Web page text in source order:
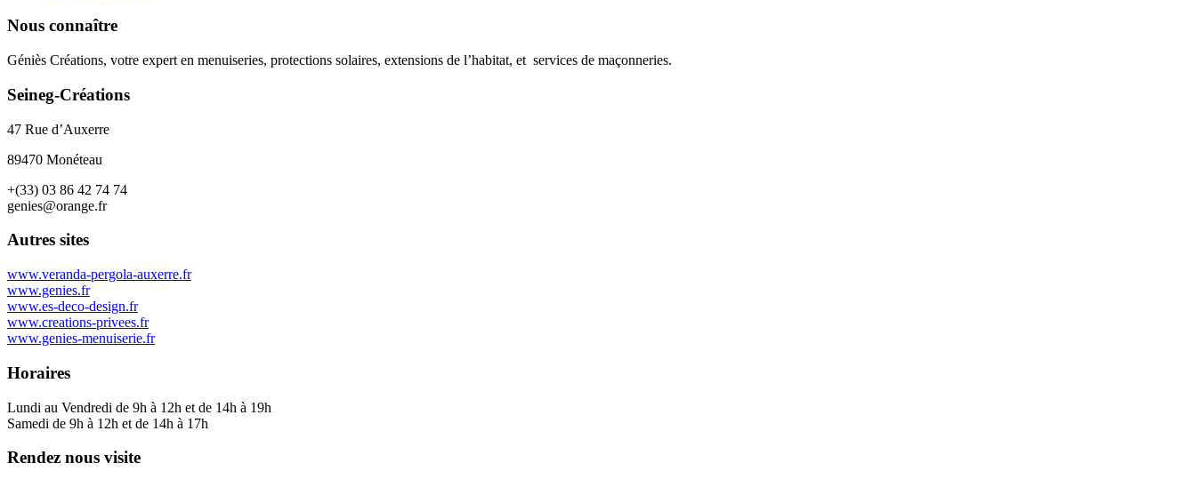
Nous connaître
Géniès Créations, votre expert en menuiseries, protections solaires, extensions de l’habitat, et services de maçonneries.
Seineg-Créations
47 Rue d’Auxerre
89470 Monéteau
+(33) 03 86 42 74 74
genies@orange.fr
Autres sites
www.veranda-pergola-auxerre.fr
www.genies.fr
www.es-deco-design.fr
www.creations-privees.fr
www.genies-menuiserie.fr
Horaires
Lundi au Vendredi de 9h à 12h et de 14h à 19h
Samedi de 9h à 12h et de 14h à 17h
Rendez nous visite